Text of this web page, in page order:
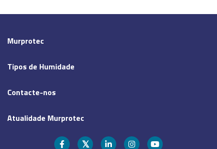
Murprotec
Tipos de Humidade
Contacte-nos
Atualidade Murprotec